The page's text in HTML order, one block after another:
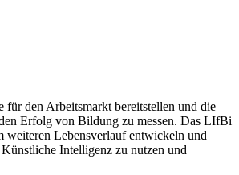
den Arbeitsmarkt bereitstellen und die
Erfolg von Bildung zu messen. Das LIfBi
weiteren Lebensverlauf entwickeln und
Intelligenz zu nutzen und